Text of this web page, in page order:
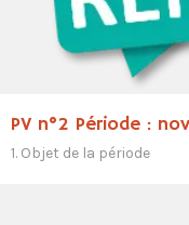
PV n°2 Période :
1. Objet de la période